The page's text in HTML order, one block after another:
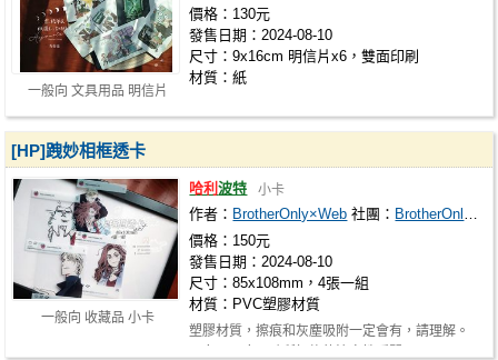
一般向 文具用品 明信片
價格：130元
發售日期：2024-08-10
尺寸：9x16cm 明信片x6，雙面印刷
材質：紙
一般向 收藏品 小卡
[HP]跩妙相框透卡
哈利波特 小卡
作者： BrotherOnly×Web 社團： BrotherOnly×Web
價格：150元
發售日期：2024-08-10
尺寸：85x108mm，4張一組
材質：PVC塑膠材質
塑膠材質，擦痕和灰塵吸附一定會有，請理解。